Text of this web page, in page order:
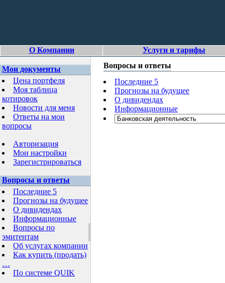
О Компании Услуги и тарифы
Мои документы
Цена портфеля
Моя таблица
котировок
Новости для меня
Ответы на мои
вопросы
Авторизация
Мои настройки
Зарегистрироваться
Вопросы и ответы
Последние 5
Прогнозы на будущее
О дивидендах
Информационные
Вопросы по
эмитентам
Об услугах компании
Как купить (продать)
…
По системе QUIK
Вопросы и ответы
Последние 5
Прогнозы на будущее
О дивидендах
Информационные